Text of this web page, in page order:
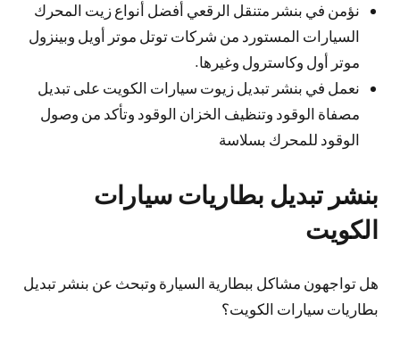
نؤمن في بنشر متنقل الرقعي أفضل أنواع زيت المحرك
السيارات المستورد من شركات توتل موتر أويل وبينزول
موتر أول وكاسترول وغيرها.
نعمل في بنشر تبديل زيوت سيارات الكويت على تبديل
مصفاة الوقود وتنظيف الخزان الوقود وتأكد من وصول
الوقود للمحرك بسلاسة
بنشر تبديل بطاريات سيارات
الكويت
هل تواجهون مشاكل ببطارية السيارة وتبحث عن بنشر تبديل
بطاريات سيارات الكويت؟